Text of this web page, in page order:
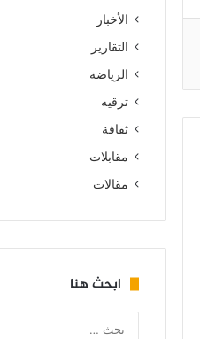
الأخبار
التقارير
الرياضة
ترقيه
ثقافة
مقابلات
مقالات
ابحث هنا